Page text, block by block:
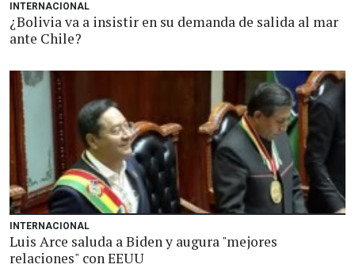
INTERNACIONAL
¿Bolivia va a insistir en su demanda de salida al mar
ante Chile?
INTERNACIONAL
Luis Arce saluda a Biden y augura "mejores
relaciones" con EEUU